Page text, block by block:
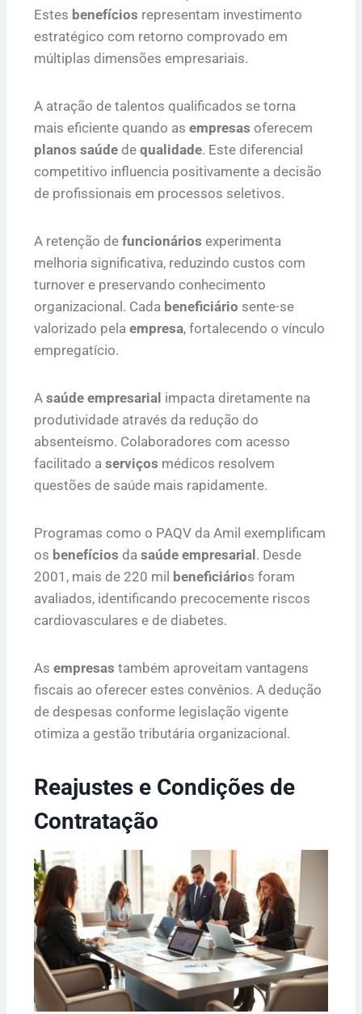
Estes benefícios representam investimento
estratégico com retorno comprovado em
múltiplas dimensões empresariais.
A atração de talentos qualificados se torna
mais eficiente quando as empresas oferecem
planos saúde de qualidade. Este diferencial
competitivo influencia positivamente a decisão
de profissionais em processos seletivos.
A retenção de funcionários experimenta
melhoria significativa, reduzindo custos com
turnover e preservando conhecimento
organizacional. Cada beneficiário sente-se
valorizado pela empresa, fortalecendo o vínculo
empregatício.
A saúde empresarial impacta diretamente na
produtividade através da redução do
absenteísmo. Colaboradores com acesso
facilitado a serviços médicos resolvem
questões de saúde mais rapidamente.
Programas como o PAQV da Amil exemplificam
os benefícios da saúde empresarial. Desde
2001, mais de 220 mil beneficiários foram
avaliados, identificando precocemente riscos
cardiovasculares e de diabetes.
As empresas também aproveitam vantagens
fiscais ao oferecer estes convênios. A dedução
de despesas conforme legislação vigente
otimiza a gestão tributária organizacional.
Reajustes e Condições de
Contratação